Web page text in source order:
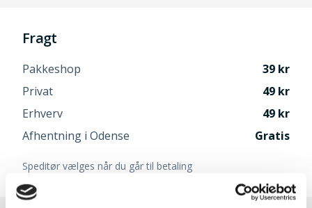
Fragt
Pakkeshop
39
Privat
49
Erhverv
49
Afhentning i Odense
Gratis
Speditør vælges når du går til betaling